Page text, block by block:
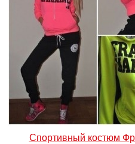
Спортивный костюм